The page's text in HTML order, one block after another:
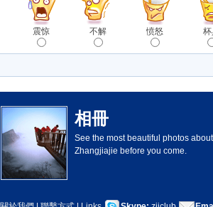
震惊 不解 愤怒
相冊
See the most beautiful photos about
Zhangjiajie before you come.